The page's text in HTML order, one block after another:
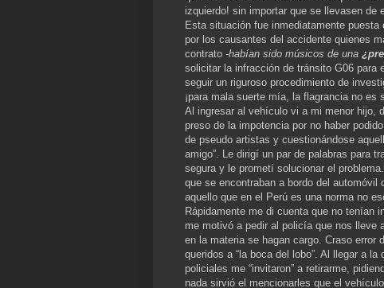
izquierdo! sin importar que se llevasen de
Esta situación fue inmediatamente
por los causantes del accidente quienes
contrato -habían sido músicos de una
solicitar la infracción de tránsito G06 para
seguir un riguroso procedimiento de
¡para mala suerte mía, la flagrancia no es
Al ingresar al vehículo vi a mi menor hijo,
preso de la impotencia por no haber
de pseudo artistas y cuestionándose
amigo”. Le dirigí un par de palabras para
segura y le prometí solucionar el
que se encontraban a bordo del
aquello que en el Perú es una norma no
Rápidamente me di cuenta que no tenían
me motivó a pedir al policía que nos lleve
en la materia se hagan cargo. Craso error
queridos a “la boca del lobo”. Al llegar a
policiales me “invitaron” a retirarme,
nada sirvió el mencionarles que el